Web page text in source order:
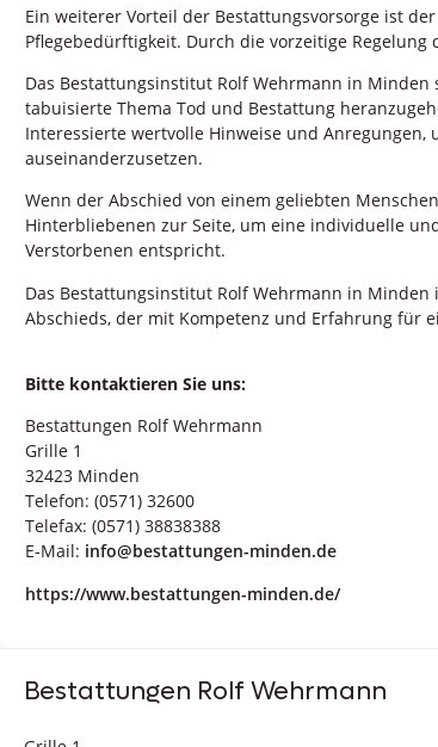
Ein weiterer Vorteil der Bestattungsvorsorge ist
Pflegebedürftigkeit. Durch die vorzeitige
Das Bestattungsinstitut Rolf Wehrmann in
tabuisierte Thema Tod und Bestattung
Interessierte wertvolle Hinweise und
auseinanderzusetzen.
Wenn der Abschied von einem geliebten
Hinterbliebenen zur Seite, um eine individuelle
Verstorbenen entspricht.
Das Bestattungsinstitut Rolf Wehrmann in
Abschieds, der mit Kompetenz und Erfahrung für
Bitte kontaktieren Sie uns:
Bestattungen Rolf Wehrmann
Grille 1
32423 Minden
Telefon: (0571) 32600
Telefax: (0571) 38838388
E-Mail: info@bestattungen-minden.de
https://www.bestattungen-minden.de/
Bestattungen Rolf Wehrmann